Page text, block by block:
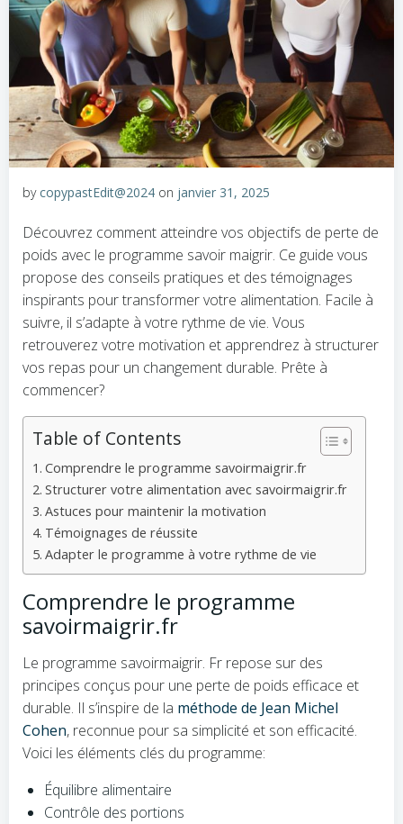
bycopypastEdit@2024 on janvier 31, 2025
Découvrez comment atteindre vos objectifs de perte de
poids avec le programme savoir maigrir. Ce guide vous
propose des conseils pratiques et des témoignages
inspirants pour transformer votre alimentation. Facile à
suivre, il s’adapte à votre rythme de vie. Vous
retrouverez votre motivation et apprendrez à structurer
vos repas pour un changement durable. Prête à
commencer?
Table of Contents
Comprendre le programme savoirmaigrir.fr
Structurer votre alimentation avec savoirmaigrir.fr
Astuces pour maintenir la motivation
Témoignages de réussite
Adapter le programme à votre rythme de vie
Comprendre le programme
savoirmaigrir.fr
Le programme savoirmaigrir. Fr repose sur des
principes conçus pour une perte de poids efficace et
durable. Il s’inspire de la méthode de Jean Michel
Cohen, reconnue pour sa simplicité et son efficacité.
Voici les éléments clés du programme:
Équilibre alimentaire
Contrôle des portions